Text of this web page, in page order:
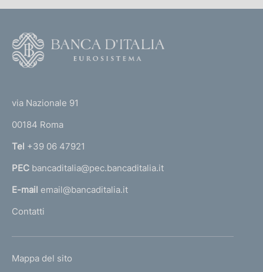
r
n
a
l
m
via Nazionale 91
00184 Roma
Tel +39 06 47921
PEC bancaditalia@pec.bancaditalia.it
E-mail email@bancaditalia.it
Contatti
L
Mappa del sito